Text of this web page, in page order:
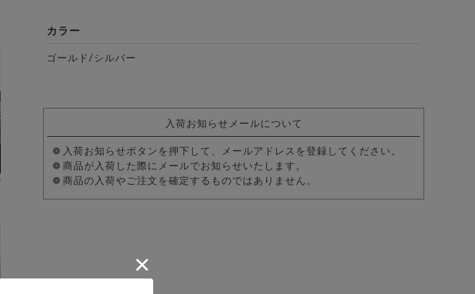
ングラス/全2色
レクト)ウェリントンサングラス(調光・ブルーライトカット)/全2色
カラー
ゴールド/シルバー
入荷お知らせメールについて
入荷お知らせボタンを押下して、メールアドレスを登録してください。
商品が入荷した際にメールでお知らせいたします。
商品の入荷やご注文を確定するものではありません。